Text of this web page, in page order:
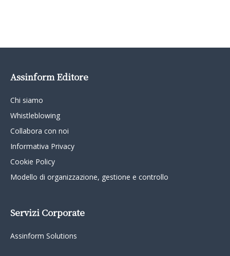
Assinform Editore
Chi siamo
Whistleblowing
Collabora con noi
Informativa Privacy
Cookie Policy
Modello di organizzazione, gestione e controllo
Servizi Corporate
Assinform Solutions